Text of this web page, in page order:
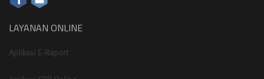
LAYANAN ONLINE
Aplikasi E-Raport